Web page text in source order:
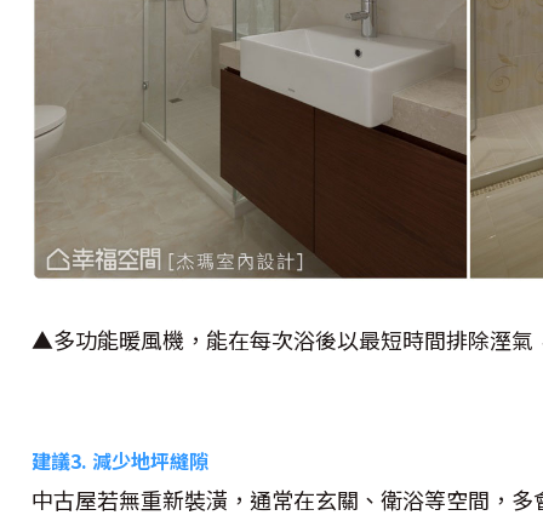
▲多功能暖風機，能在每次浴後以最短時間排除溼氣
建議3. 減少地坪縫隙
中古屋若無重新裝潢，通常在玄關、衛浴等空間，